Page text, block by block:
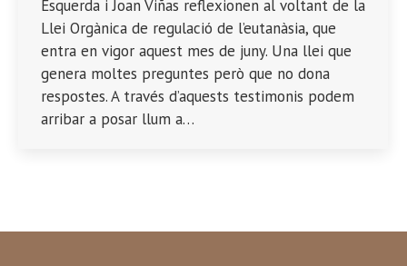
Esquerda i Joan Viñas reflexionen al voltant de la
Llei Orgànica de regulació de l’eutanàsia, que
entra en vigor aquest mes de juny. Una llei que
genera moltes preguntes però que no dona
respostes. A través d’aquests testimonis podem
arribar a posar llum a…